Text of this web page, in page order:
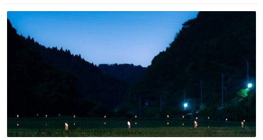
わ！！！！！！！！！！！！！！！！！！！！
ト
数